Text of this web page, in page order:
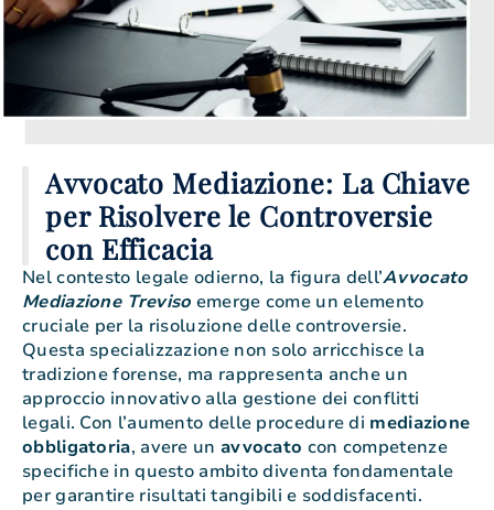
Avvocato Mediazione: La Chiave
per Risolvere le Controversie
con Efficacia
Nel contesto legale odierno, la figura dell’Avvocato
Mediazione Treviso emerge come un elemento
cruciale per la risoluzione delle controversie.
Questa specializzazione non solo arricchisce la
tradizione forense, ma rappresenta anche un
approccio innovativo alla gestione dei conflitti
legali. Con l’aumento delle procedure di mediazione
obbligatoria, avere un avvocato con competenze
specifiche in questo ambito diventa fondamentale
per garantire risultati tangibili e soddisfacenti.